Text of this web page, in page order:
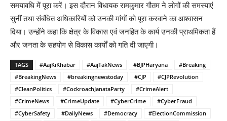
समयावधि में पूरा करें। इस दौरान विधायक रामकुमार गौतम ने लोगों की समस्याएं
सुनीं तथा संबंधित अधिकारियों को उनकी मांगों को पूरा करवाने का आश्वासन
दिया। उन्होंने कहा कि क्षेत्र के विकास एवं जनहित के कार्य उनकी प्राथमिकता हैं
और जनता के सहयोग से विकास कार्यों को गति दी जाएगी।
TAGS #AajKiKhabar #AajTakNews #BJPHaryana
#Breaking
#BreakingNews
#breakingnewstoday #CJP
#CJPRevolution
#CleanPolitics
#CockroachJanataParty
#CrimeAlert
#CrimeNews
#CrimeUpdate #CyberCrime
#CyberFraud
#CyberSafety
#DailyNews #Democracy
#ElectionCommission